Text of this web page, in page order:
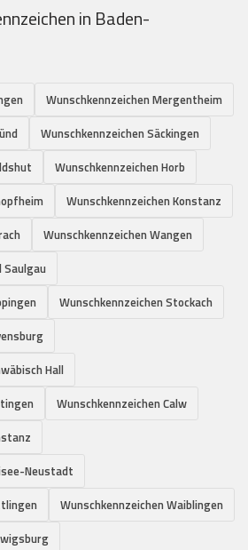
in Baden-
Wunschkennzeichen Mergentheim
Wunschkennzeichen Säckingen
Wunschkennzeichen Horb
Wunschkennzeichen Konstanz
Wunschkennzeichen Wangen
Saulgau
Wunschkennzeichen Stockach
Hall
Wunschkennzeichen Calw
Neustadt
Wunschkennzeichen Waiblingen